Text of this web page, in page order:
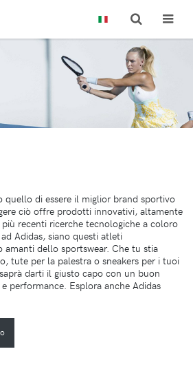
quello di essere il miglior brand sportivo
ciò offre prodotti innovativi, altamente
recenti ricerche tecnologiche a coloro
Adidas, siano questi atleti
dello sportswear. Che tu stia
tute per la palestra o sneakers per i tuoi
darti il giusto capo con un buon
performance. Esplora anche Adidas